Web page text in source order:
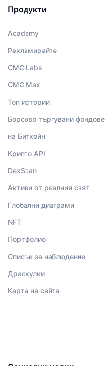
Продукти
Academy
Рекламирайте
CMC Labs
CMC Max
Топ истории
Борсово търгувани фондове
на Биткойн
Крипто API
DexScan
Активи от реалния свят
Глобални диаграми
NFT
Портфолио
Списък за наблюдение
Драскулки
Карта на сайта